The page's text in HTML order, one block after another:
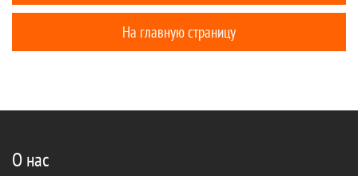
На главную страницу
О нас